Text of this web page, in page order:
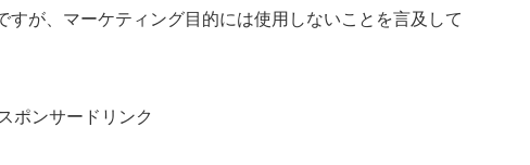
すが、マーケティング目的には使用しないことを言及して
ポンサードリンク